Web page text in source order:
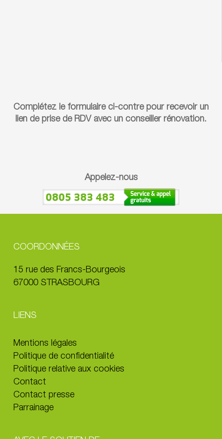
Complétez le formulaire ci-contre pour recevoir un
lien de prise de RDV avec un conseiller rénovation.
Appelez-nous
0805 383 483
COORDONNÉES
15 rue des Francs-Bourgeois
67000 STRASBOURG
LIENS
Mentions légales
Politique de confidentialité
Politique relative aux cookies
Contact
Contact presse
Parrainage